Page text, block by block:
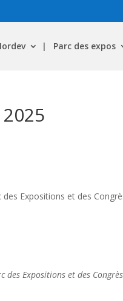
Parc des expos
Expositions et des
Expositions et des